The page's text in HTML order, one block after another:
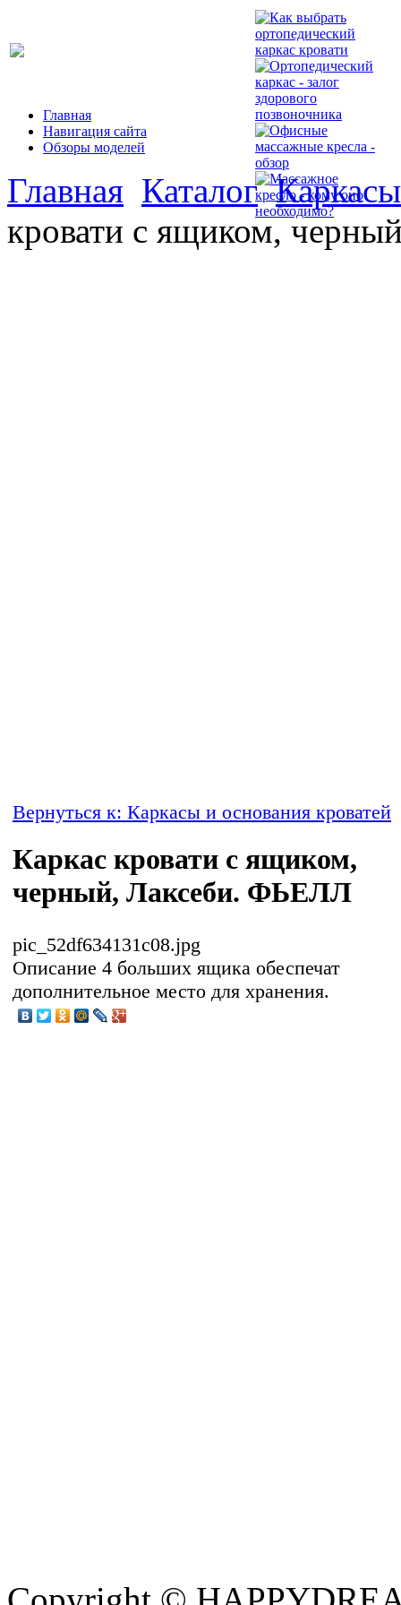
Главная
Навигация сайта
Обзоры моделей
Главная Каталог
кровати с ящиком,
Вернуться к: Каркасы и основания кроватей
Каркас кровати с ящиком,
черный, Лаксеби. ФЬЕЛЛ
pic_52df634131c08.jpg
Описание 4 больших ящика обеспечат
дополнительное место для хранения.